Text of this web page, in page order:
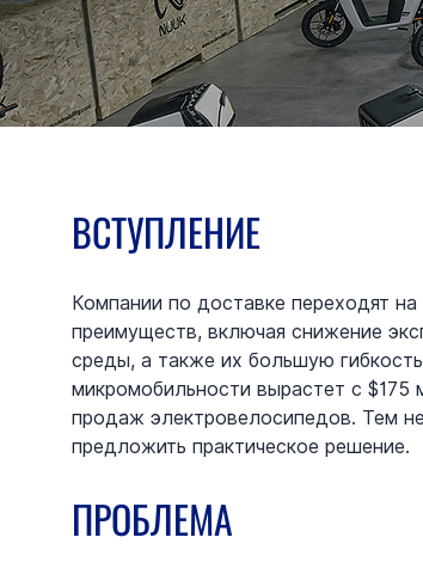
ВСТУПЛЕНИЕ
Компании по доставке переходят
преимуществ, включая снижение
среды, а также их большую
микромобильности вырастет с
продаж электровелосипедов. Тем
предложить практическое решение.
ПРОБЛЕМА